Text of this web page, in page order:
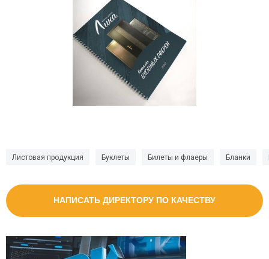
Листовая продукция Буклеты Билеты и флаеры Бланки
НАПИСАТЬ ДИРЕКТОРУ ПО КАЧЕСТВУ